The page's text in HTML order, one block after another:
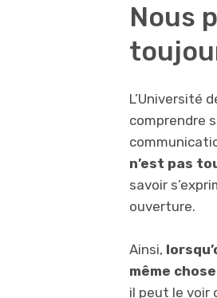
Nous
L’Université
comprendre
n’est pas
savoir
ouverture.
Ainsi,
même
il peut le voir